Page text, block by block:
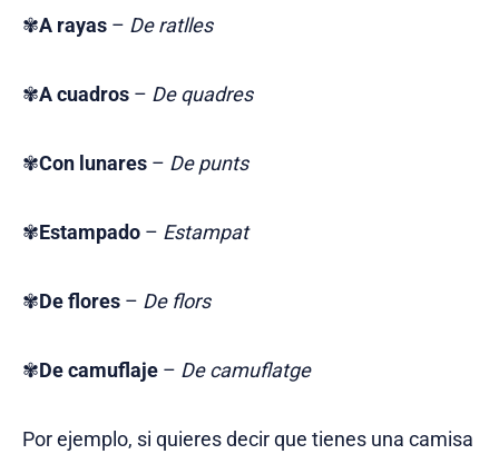
✾A rayas – De ratlles
✾A cuadros – De quadres
✾Con lunares – De punts
✾Estampado – Estampat
✾De flores – De flors
✾De camuflaje – De camuflatge
Por ejemplo, si quieres decir que tienes una camisa